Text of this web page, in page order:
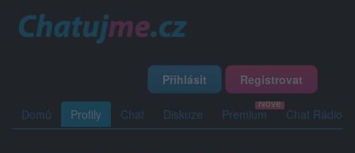
Přihlásit Registrovat
Domů Profily Chat Diskuze Premium Chat Rádio